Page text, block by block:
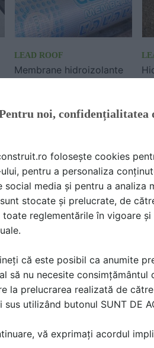
LEAD ROOF
Membrane hidroizolante
Sun Leader
terase rezidentiale si
horeca
si
noi, confidențialitatea
folosește cookies
pentru a personaliza
media și pentru a analiza
stocate și prelucrate, de
reglementările în vigoare
că este posibil ca anumite
să nu necesite
la prelucrarea realizată de
utilizând butonul SUNT DE
vă exprimați acordul